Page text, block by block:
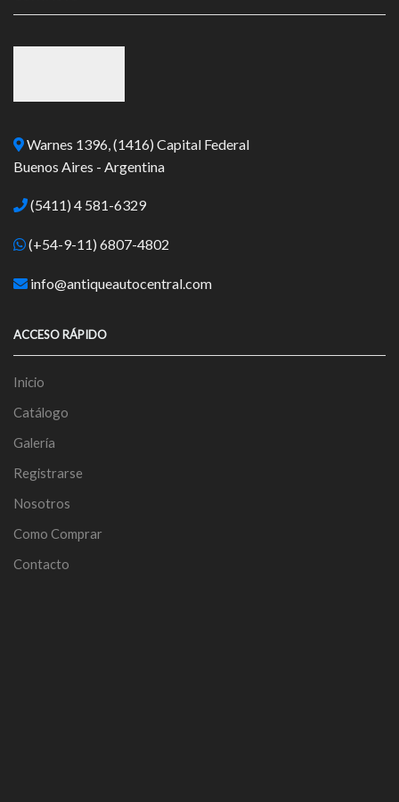
Warnes 1396, (1416) Capital Federal
Buenos Aires - Argentina
(5411) 4 581-6329
(+54-9-11) 6807-4802
info@antiqueautocentral.com
ACCESO RÁPIDO
Inicio
Catálogo
Galería
Registrarse
Nosotros
Como Comprar
Contacto